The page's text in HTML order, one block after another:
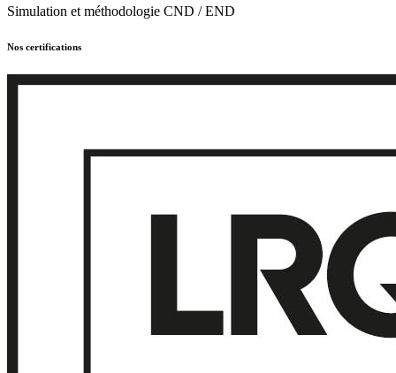
Simulation et méthodologie CND / END
Nos certifications